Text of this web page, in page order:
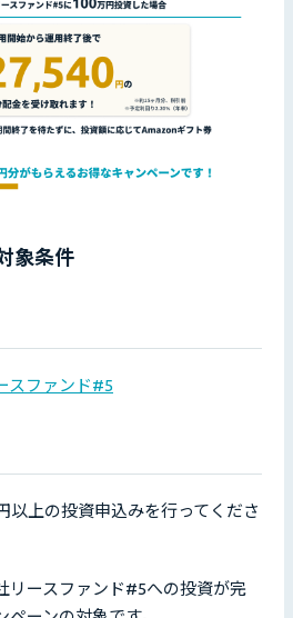
象条件
スファンド#5
以上の投資申込みを行ってくださ
リースファンド#5への投資が完